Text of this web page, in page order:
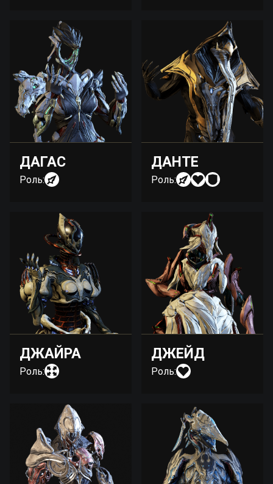
ДАГАС
Роль:
ДАНТЕ
Роль:
ДЖАЙРА
Роль:
ДЖЕЙД
Роль: